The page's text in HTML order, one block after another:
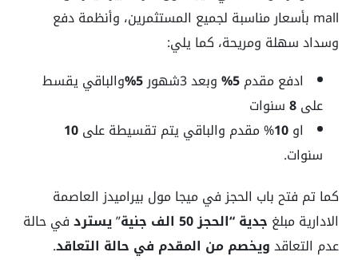
mall بأسعار مناسبة لجميع المستثمرين، وأنظمة دفع
وسداد سهلة ومريحة، كما يلي:
ادفع مقدم5% وبعد 3شهور 5%
والباقي يقسط
على8سنوات
او10% مقدم والباقي يتم تقسيطة على10
سنوات.
كما تم فتح باب الحجز في ميجا مول بيراميدز العاصمة
الادارية مبلغ جدية “الحجز 50 الف جنية ”يستردفي حالة
عدم التعاقدويخصم من المقدم في حالة التعاقد.